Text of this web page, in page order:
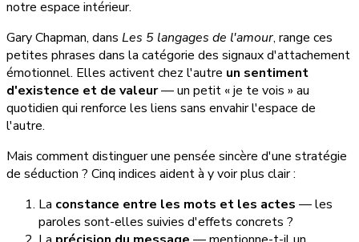
notre espace intérieur.
Gary Chapman, dans Les 5 langages de l'amour, range ces
petites phrases dans la catégorie des signaux d'attachement
émotionnel. Elles activent chez l'autre un sentiment
d'existence et de valeur— un petit « je te vois » au
quotidien qui renforce les liens sans envahir l'espace de
l'autre.
Mais comment distinguer une pensée sincère d'une stratégie
de séduction ? Cinq indices aident à y voir plus clair :
La constance entre les mots et les actes — les
paroles sont-elles suivies d'effets concrets ?